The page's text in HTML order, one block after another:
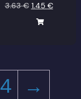
3.63€ 1.45 €
4 →